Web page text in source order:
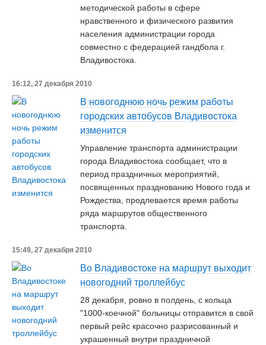
методической работы в сфере
нравственного и физического развития
населения администрации города
совместно с федерацией гандбола г.
Владивостока.
16:12, 27 декабря 2010
В новогоднюю ночь режим работы
городских автобусов Владивостока
изменится
Управление транспорта администрации
города Владивостока сообщает, что в
период праздничных мероприятий,
посвященных празднованию Нового года и
Рождества, продлевается время работы
ряда маршрутов общественного
транспорта.
15:49, 27 декабря 2010
Во Владивостоке на маршрут выходит
новогодний троллейбус
28 декабря, ровно в полдень, с кольца
"1000-коечной" больницы отправится в свой
первый рейс красочно разрисованный и
украшенный внутри праздничной